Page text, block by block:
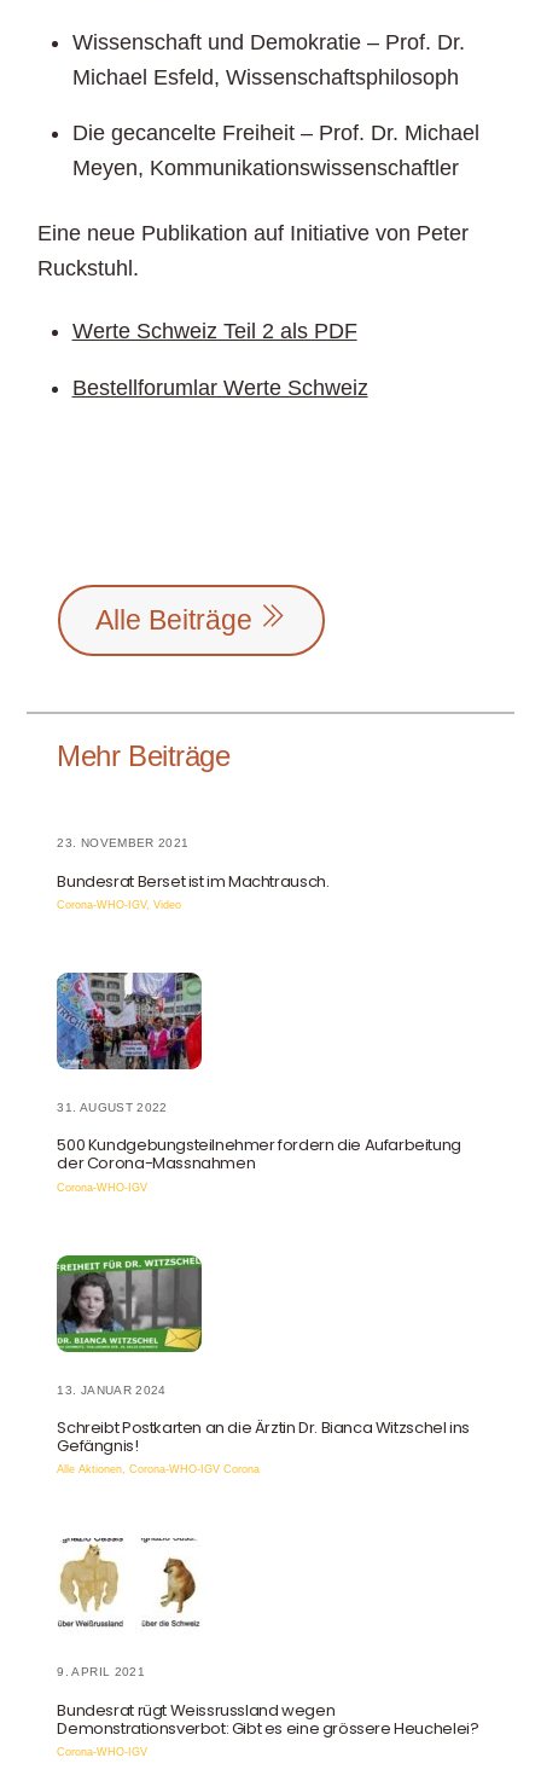
Wissenschaft und Demokratie – Prof. Dr.
Michael Esfeld, Wissenschaftsphilosoph
Die gecancelte Freiheit – Prof. Dr. Michael
Meyen, Kommunikationswissenschaftler
Eine neue Publikation auf Initiative von Peter
Ruckstuhl.
Werte Schweiz Teil 2 als PDF
Bestellforumlar Werte Schweiz
Alle Beiträge
Mehr Beiträge
23. NOVEMBER 2021
Bundesrat Berset ist im Machtrausch.
Corona-WHO-IGV,Video
31. AUGUST 2022
500 Kundgebungsteilnehmer fordern die Aufarbeitung
der Corona-Massnahmen
Corona-WHO-IGV
13. JANUAR 2024
Schreibt Postkarten an die Ärztin Dr. Bianca Witzschel ins
Gefängnis!
Alle Aktionen,Corona-WHO-IGV Corona
9. APRIL 2021
Bundesrat rügt Weissrussland wegen
Demonstrationsverbot: Gibt es eine grössere Heuchelei?
Corona-WHO-IGV